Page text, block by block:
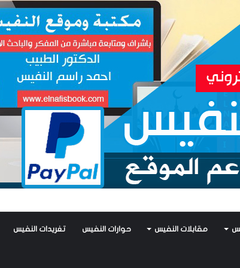
جواز عتريس من فؤادة باطل!! وجواز براقش من حُنين فاشل!!
مقابلات النفيس حوارات النفيس تغريدات النفيس